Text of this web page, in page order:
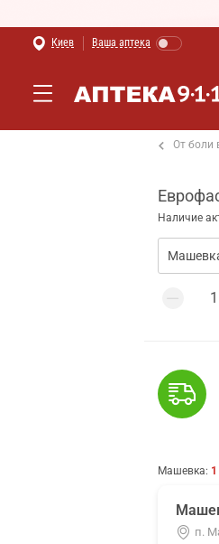
Киев Ваша аптека
От боли
Наличие
Машевка: 1
п.